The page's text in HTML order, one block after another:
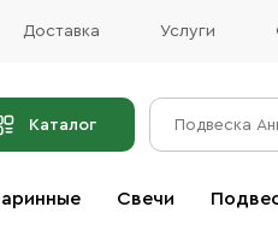
Доставка Услуги
Каталог
Свечи